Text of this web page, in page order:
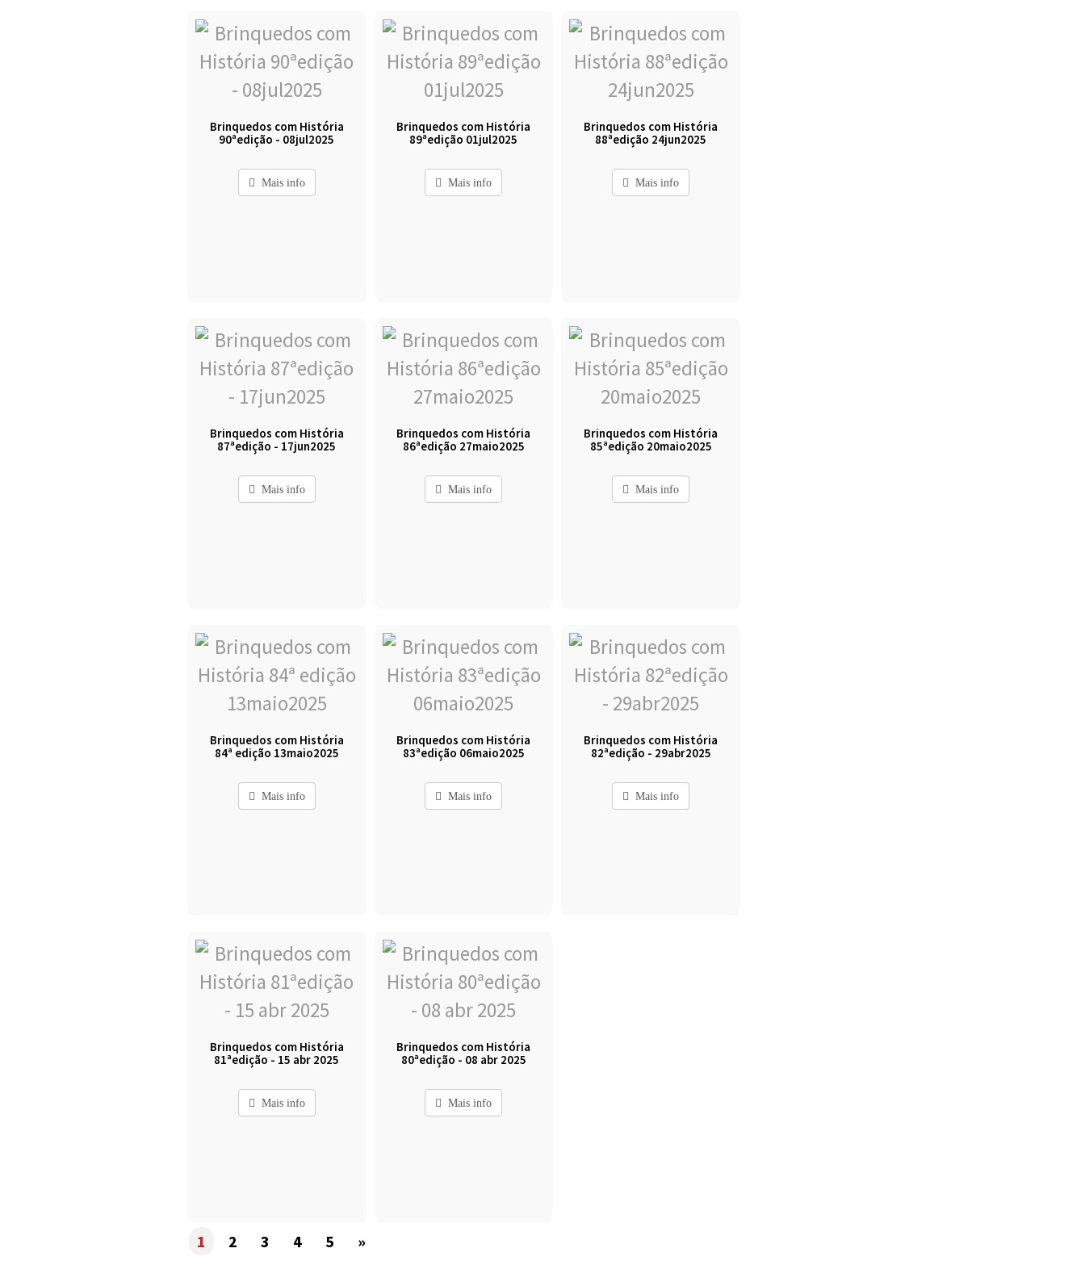
Brinquedos com História
90ªedição - 08jul2025
Mais info
Brinquedos com História
89ªedição 01jul2025
Mais info
Brinquedos com História
88ªedição 24jun2025
Mais info
Brinquedos com História
87ªedição - 17jun2025
Mais info
Brinquedos com História
86ªedição 27maio2025
Mais info
Brinquedos com História
85ªedição 20maio2025
Mais info
Brinquedos com História
84ª edição 13maio2025
Mais info
Brinquedos com História
83ªedição 06maio2025
Mais info
Brinquedos com História
82ªedição - 29abr2025
Mais info
Brinquedos com História
81ªedição - 15 abr 2025
Mais info
Brinquedos com História
80ªedição - 08 abr 2025
Mais info
1 2 3 4 5 »